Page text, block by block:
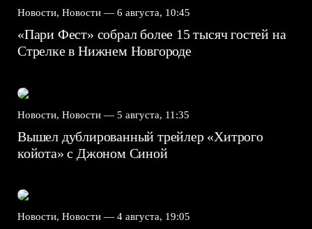
Новости, Новости — 6 августа, 10:45
«Пари Фест» собрал более 15 тысяч гостей на
Стрелке в Нижнем Новгороде
Новости, Новости — 5 августа, 11:35
Вышел дублированный трейлер «Хитрого
койота» с Джоном Синой
Новости, Новости — 4 августа, 19:05